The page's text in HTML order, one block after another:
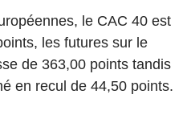
le CAC 40 est
les futures sur le
de 363,00 points tandis
en recul de 44,50 points.